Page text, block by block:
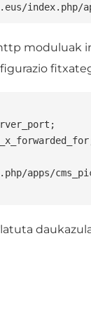
index.php/
moduluak